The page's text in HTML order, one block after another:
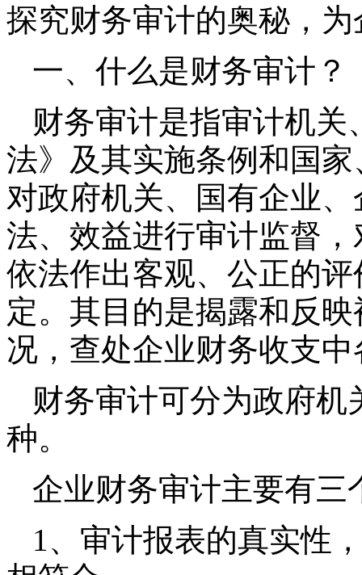
探究财务审计的奥秘，
一、什么是财务审计？
财务审计是指审计机
法》及其实施条例和国
对政府机关、国有企业
法、效益进行审计监督
依法作出客观、公正的
定。其目的是揭露和反
况，查处企业财务收支
财务审计可分为政府
种。
企业财务审计主要有三
1、审计报表的真实性